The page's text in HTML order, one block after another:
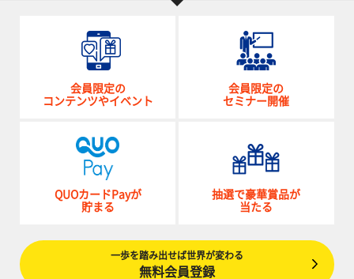
会員限定の
コンテンツやイベント
会員限定の
セミナー開催
QUOカードPayが
貯まる
抽選で豪華賞品が
当たる
一歩を踏み出せば世界が変わる
無料会員登録